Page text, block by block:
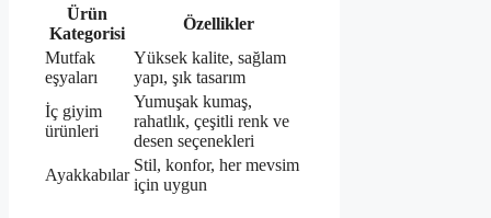
Ürün
Kategorisi
Özellikler
Mutfak
eşyaları
Yüksek kalite, sağlam
yapı, şık tasarım
İç giyim
ürünleri
Yumuşak kumaş,
rahatlık, çeşitli renk ve
desen seçenekleri
Ayakkabılar
Stil, konfor, her mevsim
için uygun